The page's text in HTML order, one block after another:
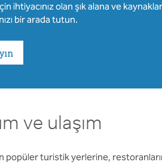
ihtiyacınız olan şık alana ve
bir arada tutun.
ve ulaşım
popüler turistik yerlerine,